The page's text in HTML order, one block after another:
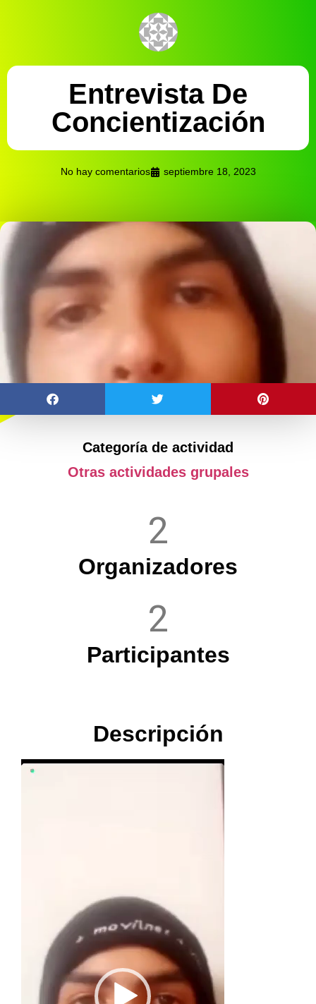
Entrevista De
Concientización
No hay comentarios septiembre 18, 2023
Categoría de actividad
Otras actividades grupales
2
Organizadores
2
Participantes
Descripción
Reproductor